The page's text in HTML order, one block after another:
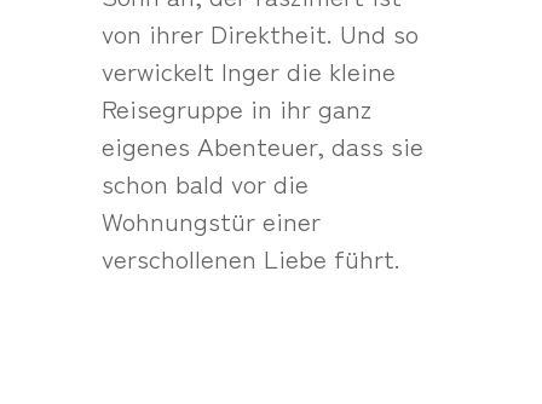
von ihrer Direktheit. Und so
verwickelt Inger die kleine
Reisegruppe in ihr ganz
eigenes Abenteuer, dass sie
schon bald vor die
Wohnungstür einer
verschollenen Liebe führt.